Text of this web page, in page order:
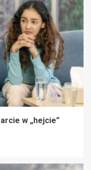
w „hejcie”